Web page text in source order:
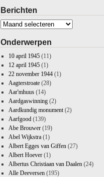
Berichten
Onderwerpen
10 april 1945(11)
12 april 1945(1)
22 november 1944(1)
Aagterstroate(28)
Aar'mhuus(14)
Aardgaswinning(2)
Aardkundig monument(2)
Aarfgood(139)
Abe Brouwer(19)
Abel Wijkstra(1)
Albert Egges van Giffen(27)
Albert Hoever(1)
Albertus Christiaan van Daalen(24)
Alle Deeversen(195)